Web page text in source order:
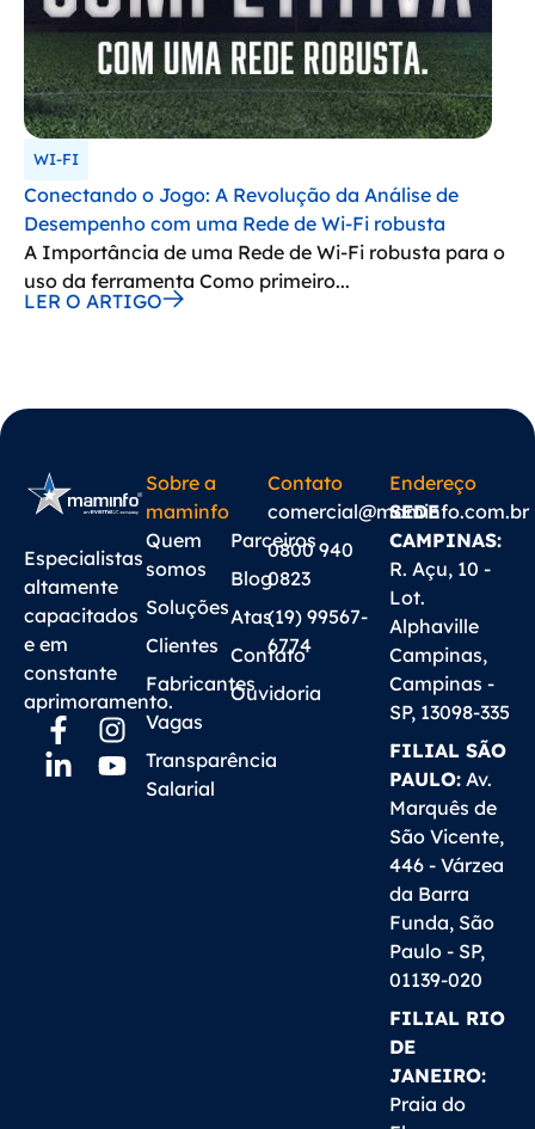
WI-FI
Conectando o Jogo: A Revolução da Análise de
Desempenho com uma Rede de Wi-Fi robusta
A Importância de uma Rede de Wi-Fi robusta para o
uso da ferramenta Como primeiro...
LER O ARTIGO
Especialistas
altamente
capacitados
e em
constante
aprimoramento.
Sobre a
maminfo
Quem
somos
Soluções
Clientes
Fabricantes
Vagas
Transparência
Salarial
Parceiros
Blog
Atas
Contato
Ouvidoria
Contato
comercial@maminfo.com.br
0800 940
0823
(19) 99567-
6774
Endereço
SEDE
CAMPINAS:
R. Açu, 10 -
Lot.
Alphaville
Campinas,
Campinas -
SP, 13098-335
FILIAL SÃO
PAULO: Av.
Marquês de
São Vicente,
446 - Várzea
da Barra
Funda, São
Paulo - SP,
01139-020
FILIAL RIO
DE
JANEIRO:
Praia do